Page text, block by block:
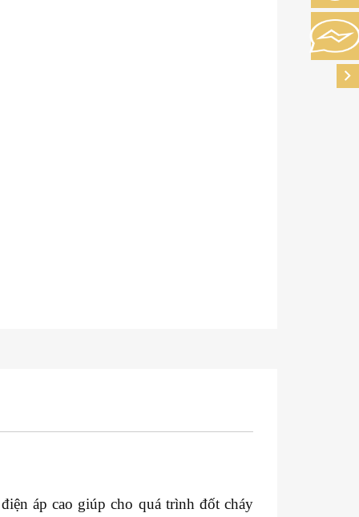
áp cao giúp cho quá trình đốt cháy